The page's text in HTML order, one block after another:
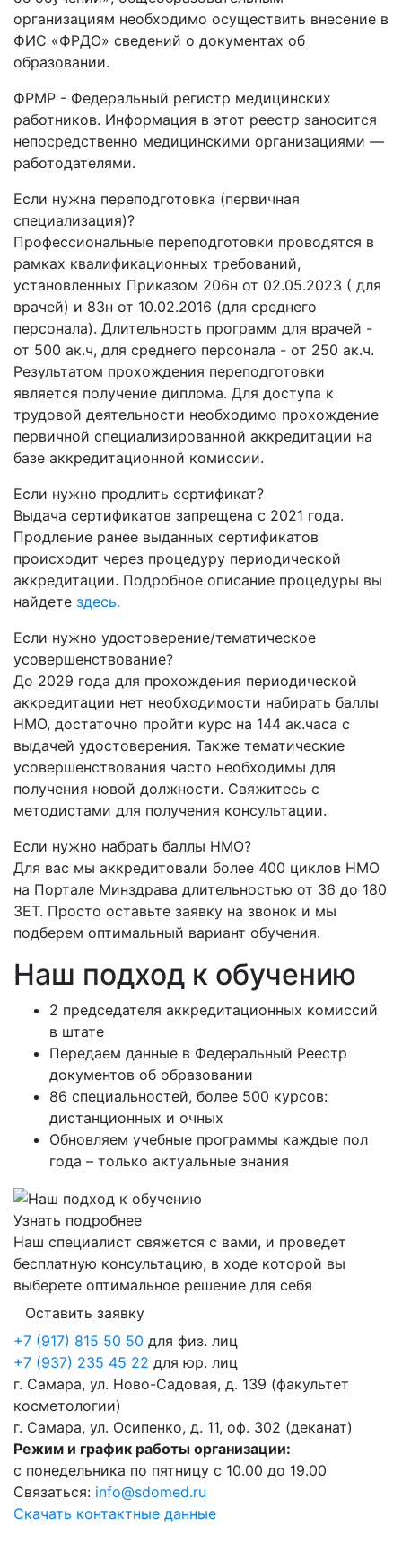
организациям необходимо осуществить внесение в
ФИС «ФРДО» сведений о документах об
образовании.
ФРМР - Федеральный регистр медицинских
работников. Информация в этот реестр заносится
непосредственно медицинскими организациями —
работодателями.
Если нужна переподготовка (первичная
специализация)?
Профессиональные переподготовки проводятся в
рамках квалификационных требований,
установленных Приказом 206н от 02.05.2023 ( для
врачей) и 83н от 10.02.2016 (для среднего
персонала). Длительность программ для врачей -
от 500 ак.ч, для среднего персонала - от 250 ак.ч.
Результатом прохождения переподготовки
является получение диплома. Для доступа к
трудовой деятельности необходимо прохождение
первичной специализированной аккредитации на
базе аккредитационной комиссии.
Если нужно продлить сертификат?
Выдача сертификатов запрещена с 2021 года.
Продление ранее выданных сертификатов
происходит через процедуру периодической
аккредитации. Подробное описание процедуры вы
найдете здесь.
Если нужно удостоверение/тематическое
усовершенствование?
До 2029 года для прохождения периодической
аккредитации нет необходимости набирать баллы
НМО, достаточно пройти курс на 144 ак.часа с
выдачей удостоверения. Также тематические
усовершенствования часто необходимы для
получения новой должности. Свяжитесь с
методистами для получения консультации.
Если нужно набрать баллы НМО?
Для вас мы аккредитовали более 400 циклов НМО
на Портале Минздрава длительностью от 36 до 180
ЗЕТ. Просто оставьте заявку на звонок и мы
подберем оптимальный вариант обучения.
Наш подход к обучению
2 председателя аккредитационных комиссий
в штате
Передаем данные в Федеральный Реестр
документов об образовании
86 специальностей, более 500 курсов:
дистанционных и очных
Обновляем учебные программы каждые пол
года – только актуальные знания
Узнать подробнее
Наш специалист свяжется с вами, и проведет
бесплатную консультацию, в ходе которой вы
выберете оптимальное решение для себя
Оставить заявку
+7 (917) 815 50 50 для физ. лиц
+7 (937) 235 45 22 для юр. лиц
г. Самара, ул. Ново-Садовая, д. 139 (факультет
косметологии)
г. Самара, ул. Осипенко, д. 11, оф. 302 (деканат)
Режим и график работы организации:
с понедельника по пятницу с 10.00 до 19.00
Связаться: info@sdomed.ru
Скачать контактные данные